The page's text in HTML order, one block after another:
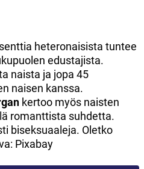
heteronaisista tuntee
edustajista.
naista ja jopa 45
naisen kanssa.
kertoo myös naisten
romanttista suhdetta.
biseksuaaleja. Oletko
Pixabay